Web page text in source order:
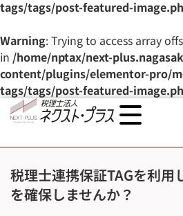
tags/tags/post-featured-
Warning: Trying to access array
in /home/nptax/next-
content/plugins/elementor-pro/
tags/tags/post-featured-
税理士連携保証TAGを利用
を確保しませんか？